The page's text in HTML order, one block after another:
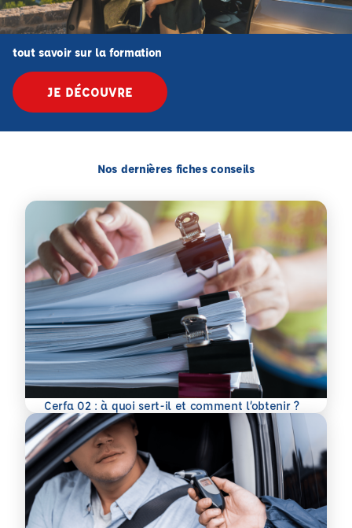
tout savoir sur la formation
JE DÉCOUVRE
Nos dernières fiches conseils
Cerfa 02 : à quoi sert-il et comment l’obtenir ?
En savoir plus